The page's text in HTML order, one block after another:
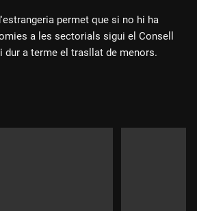
permet que si no hi ha
a les sectorials sigui el Consell
dur a terme el trasllat de menors.